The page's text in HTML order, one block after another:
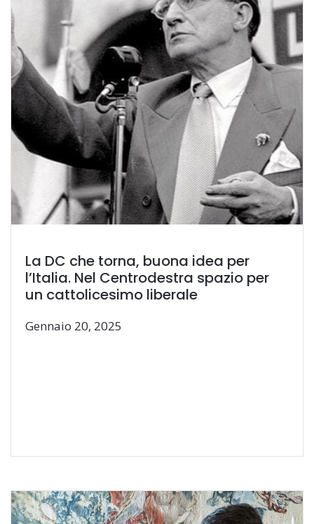
La DC che torna, buona idea per
l’Italia. Nel Centrodestra spazio per
un cattolicesimo liberale
Gennaio 20, 2025